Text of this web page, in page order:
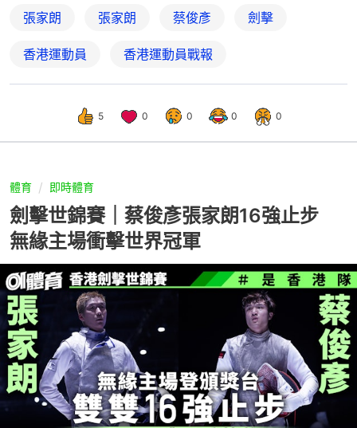
張家朗 張家朗 蔡俊彥 劍擊
香港運動員 香港運動員戰報
5 0 0 0 0
體育 即時體育
劍擊世錦賽｜蔡俊彥張家朗16強止步
無緣主場衝擊世界冠軍